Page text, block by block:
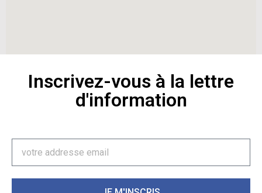
Inscrivez-vous à la lettre
d'information